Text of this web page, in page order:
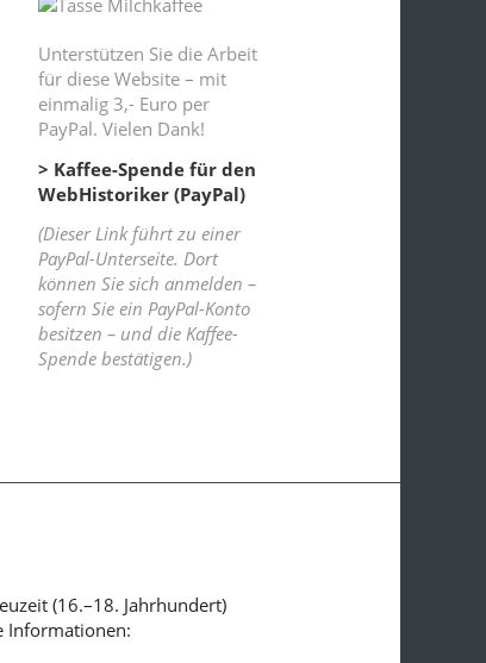
Unterstützen Sie die Arbeit
für diese Website – mit
einmalig 3,- Euro per
PayPal. Vielen Dank!
> Kaffee-Spende für den
WebHistoriker (PayPal)
(Dieser Link führt zu einer
PayPal-Unterseite. Dort
können Sie sich anmelden –
sofern Sie ein PayPal-Konto
besitzen – und die Kaffee-
Spende bestätigen.)
(16.–18. Jahrhundert)
Informationen: